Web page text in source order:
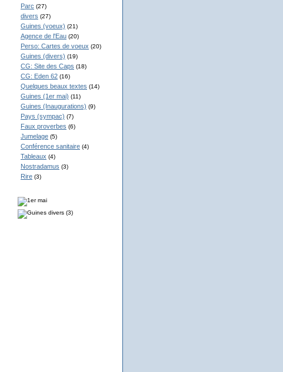
Parc (27)
divers (27)
Guines (voeux) (21)
Agence de l'Eau (20)
Perso: Cartes de voeux (20)
Guines (divers) (19)
CG: Site des Caps (18)
CG: Eden 62 (16)
Quelques beaux textes (14)
Guines (1er mai) (11)
Guines (Inaugurations) (9)
Pays (sympac) (7)
Faux proverbes (6)
Jumelage (5)
Conférence sanitaire (4)
Tableaux (4)
Nostradamus (3)
Rire (3)